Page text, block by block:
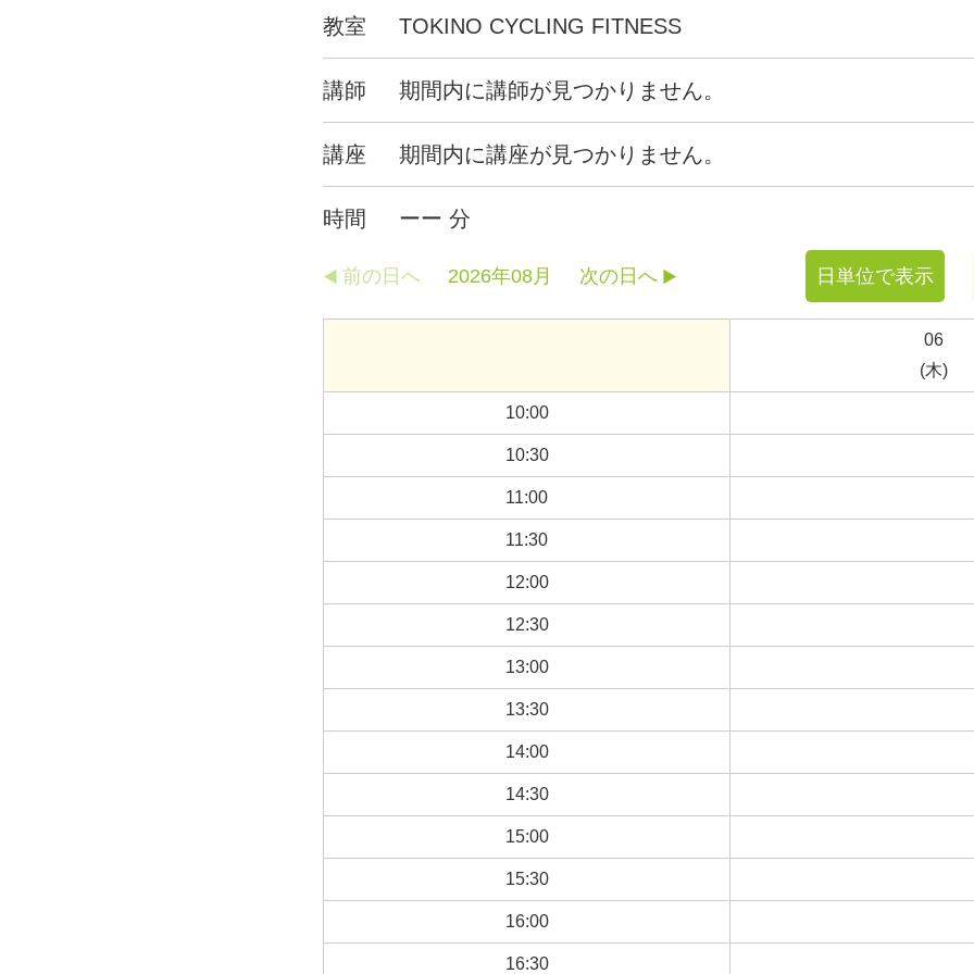
教室 TOKINO CYCLING FITNESS
講師 期間内に講師が見つかりません。
講座 期間内に講座が見つかりません。
時間 ーー 分
前の日へ 2026年08月 次の日へ 日単位で表示
06
(木)
10:00
10:30
11:00
11:30
12:00
12:30
13:00
13:30
14:00
14:30
15:00
15:30
16:00
16:30